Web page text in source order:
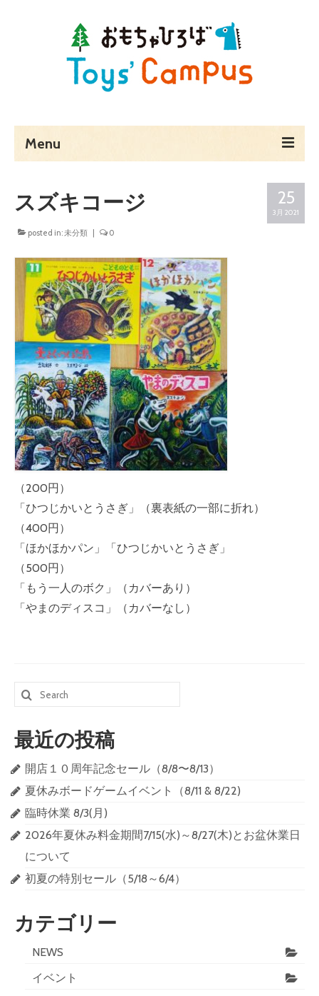
Menu
Toys’ Campusとは
予約・料金・アクセス
営業時間
貸し切りでのご利用
一時預かり（未就学児に関して）
イベント
NEWS
おもちゃの紹介
ボードゲームの紹介
中古絵本・玩具の販売
ボードゲームの販売
カナリアるーむ（こころの相談室）
25
3月 2021
スズキコージ
posted in:未分類 0
（200円）
「ひつじかいとうさぎ」（裏表紙の一部に折れ）
（400円）
「ほかほかパン」「ひつじかいとうさぎ」
（500円）
「もう一人のボク」（カバーあり）
「やまのディスコ」（カバーなし）
Search
for:
最近の投稿
開店１０周年記念セール（8/8〜8/13）
夏休みボードゲームイベント（8/11 & 8/22)
臨時休業 8/3(月)
2026年夏休み料金期間7/15(水)～8/27(木)とお盆休業日
について
初夏の特別セール（5/18～6/4）
カテゴリー
NEWS
イベント